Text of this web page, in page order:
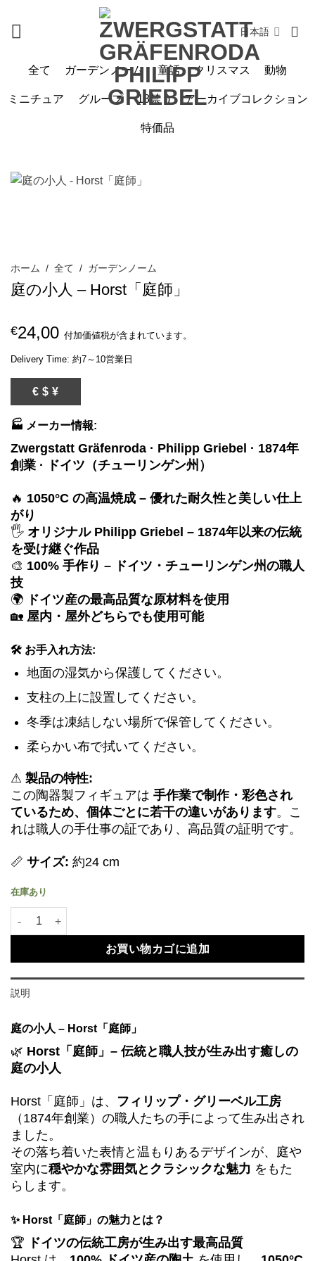
日本語
全て ガーデンノーム 童話 クリスマス 動物
ミニチュア グループ 18禁 ;) アーカイブコレクション
特価品
ホーム / 全て / ガーデンノーム
庭の小人 – Horst「庭師」
€24,00 付加価値税が含まれています。
Delivery Time: 約7～10営業日
€ $ ¥
🏭 メーカー情報:
Zwergstatt Gräfenroda · Philipp Griebel · 1874年
創業 · ドイツ（チューリンゲン州）
🔥 1050°C の高温焼成 – 優れた耐久性と美しい仕上
がり
🖐️ オリジナル Philipp Griebel – 1874年以来の伝統
を受け継ぐ作品
🎨 100% 手作り – ドイツ・チューリンゲン州の職人
技
🌍 ドイツ産の最高品質な原材料を使用
🏡 屋内・屋外どちらでも使用可能
🛠️ お手入れ方法:
地面の湿気から保護してください。
支柱の上に設置してください。
冬季は凍結しない場所で保管してください。
柔らかい布で拭いてください。
⚠ 製品の特性:
この陶器製フィギュアは 手作業で制作・彩色され
ているため、個体ごとに若干の違いがあります。こ
れは職人の手仕事の証であり、高品質の証明です。
📏 サイズ: 約24 cm
在庫あり
庭の小人 - Horst「庭師」個
お買い物カゴに追加
説明
庭の小人 – Horst「庭師」
🌿 Horst「庭師」– 伝統と職人技が生み出す癒しの
庭の小人
Horst「庭師」は、 フィリップ・グリーベル工房
（1874年創業）の職人たちの手によって生み出され
ました。
その落ち着いた表情と温もりあるデザインが、庭や
室内に穏やかな雰囲気とクラシックな魅力 をもた
らします。
✨ Horst「庭師」の魅力とは？
🏆 ドイツの伝統工房が生み出す最高品質